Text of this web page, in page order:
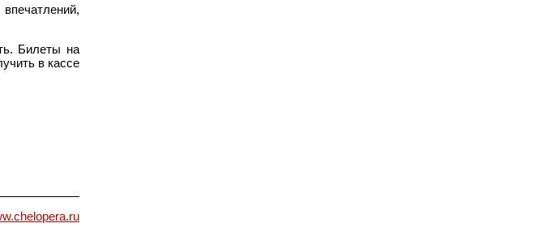
Билеты на
в кассе